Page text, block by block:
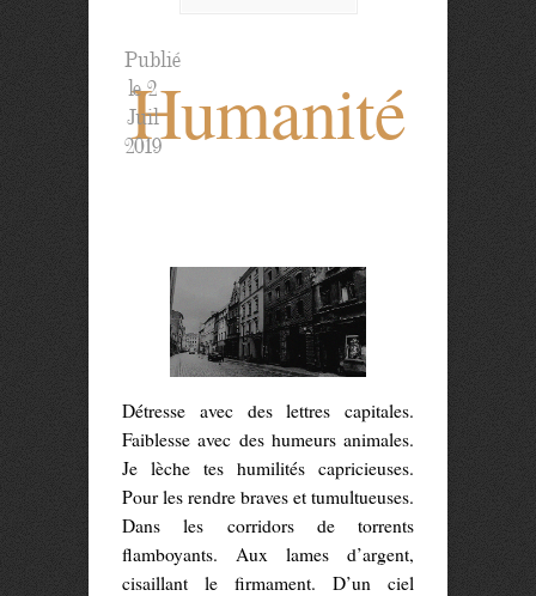
Humanité
Publié
le 2
Juil
2019
Détresse avec des lettres capitales.
Faiblesse avec des humeurs animales.
Je lèche tes humilités capricieuses.
Pour les rendre braves et tumultueuses.
Dans les corridors de torrents
flamboyants. Aux lames d’argent,
cisaillant le firmament. D’un ciel